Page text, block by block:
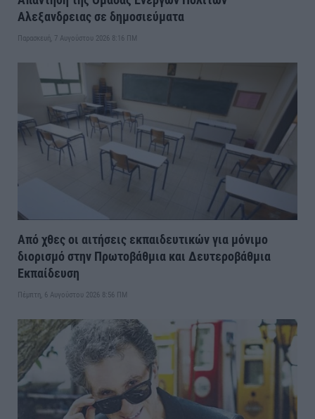
Αλεξανδρειας σε δημοσιεύματα
Παρασκευή, 7 Αυγούστου 2026 8:16 ΠΜ
Από χθες οι αιτήσεις εκπαιδευτικών για μόνιμο
διορισμό στην Πρωτοβάθμια και Δευτεροβάθμια
Εκπαίδευση
Πέμπτη, 6 Αυγούστου 2026 8:56 ΠΜ